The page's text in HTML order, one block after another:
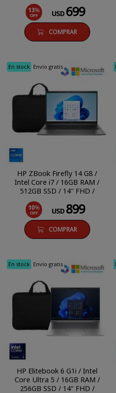
SSD / 12.5'' FHD Táctil /
Windows 11 Pro
13%
OFF USD 699
COMPRAR
En stock Envío gratis
HP ZBook Firefly 14 G8 /
Intel Core i7 / 16GB RAM /
512GB SSD / 14'' FHD /
Windows 11 Pro
10%
OFF USD 899
COMPRAR
En stock Envío gratis
HP Elitebook 6 G1i / Intel
Core Ultra 5 / 16GB RAM /
256GB SSD / 14" FHD /